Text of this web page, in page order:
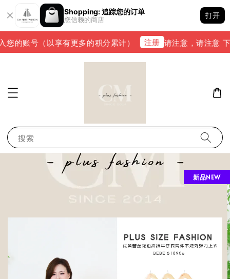
Shopping: 追踪您的订单
您信赖的商店
打开
的账号（以享有更多的积分累计） 注册 请注意，请注意 下
搜索
新品NEW